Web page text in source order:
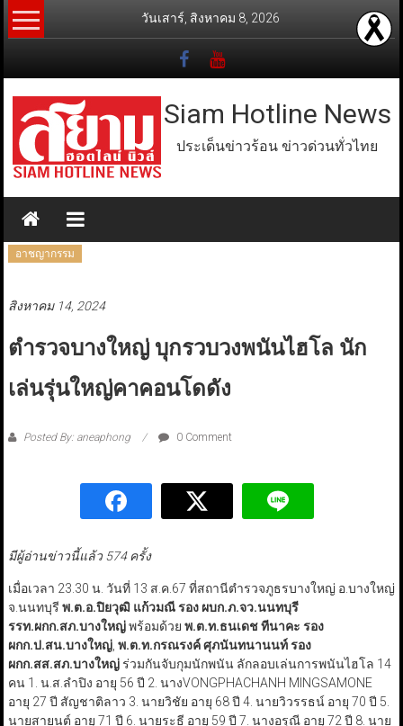
Skip
to
วันเสาร์, สิงหาคม 8, 2026
Siam Hotline News
ประเด็นข่าวร้อน ข่าวด่วนทั่วไทย
อาชญากรรม
สิงหาคม 14, 2024
ตำรวจบางใหญ่ บุกรวบวงพนันไฮโล นัก
เล่นรุ่นใหญ่คาคอนโดดัง
Posted By: aneaphong 0 Comment
มีผู้อ่านข่าวนี้แล้ว 574 ครั้ง
เมื่อเวลา 23.30 น. วันที่ 13 ส.ค.67 ที่สถานีตำรวจภูธรบางใหญ่ อ.บางใหญ่
จ.นนทบุรี พ.ต.อ.ปิยวุฒิ แก้วมณี รอง ผบก.ภ.จว.นนทบุรี
รรท.ผกก.สภ.บางใหญ่พร้อมด้วย พ.ต.ท.ธนเดช ทีนาคะ รอง
ผกก.ป.สน.บางใหญ่, พ.ต.ท.กรณรงค์ ศุภนันทนานนท์ รอง
ผกก.สส.สภ.บางใหญ่ร่วมกันจับกุมนักพนัน ลักลอบเล่นการพนันไฮโล 14
คน 1. น.ส.ลำปิง อายุ 56 ปี 2. นางVONGPHACHANH MINGSAMONE
อายุ 27 ปี สัญชาติลาว 3. นายวิชัย อายุ 68 ปี 4. นายวิวรรธน์ อายุ 70 ปี 5.
นายสายนต์ อายุ 71 ปี 6. นายระธี อายุ 59 ปี 7. นางอรุณี อายุ 72 ปี 8. นาย